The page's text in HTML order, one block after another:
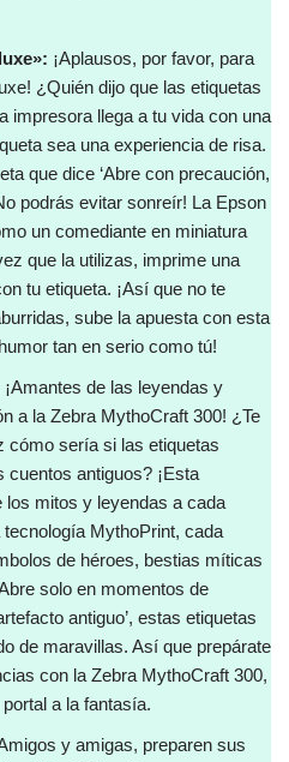
¡Aplausos, por favor, para
¿Quién dijo que las etiquetas
impresora llega a tu vida con una
sea una experiencia de risa.
que dice ‘Abre con precaución,
podrás evitar sonreír! La Epson
un comediante en miniatura
que la utilizas, imprime una
tu etiqueta. ¡Así que no te
sube la apuesta con esta
tan en serio como tú!
¡Amantes de las leyendas y
a la Zebra MythoCraft 300! ¿Te
cómo sería si las etiquetas
antiguos? ¡Esta
los mitos y leyendas a cada
MythoPrint, cada
de héroes, bestias míticas
solo en momentos de
antiguo’, estas etiquetas
de maravillas. Así que prepárate
con la Zebra MythoCraft 300,
a la fantasía.
y amigas, preparen sus